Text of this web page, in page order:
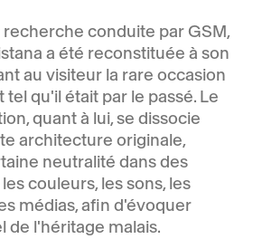
conduite par GSM,
a été reconstituée à son
au visiteur la rare occasion
qu'il était par le passé. Le
quant à lui, se dissocie
architecture originale,
neutralité dans des
couleurs, les sons, les
médias, afin d'évoquer
de l'héritage malais.